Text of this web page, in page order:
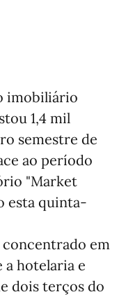
imobiliário
1,4 mil
semestre de
ao período
"Market
esta quinta-
em
a hotelaria e
dois terços do